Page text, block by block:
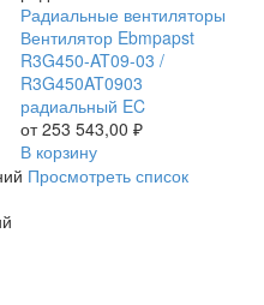
Вентилятор
Ebmpapst
R3G450-
AT09-
03
/
R3G450AT0903
радиальный
Радиальные вентиляторы
Вентилятор Ebmpapst
R3G450-AT09-03 /
R3G450AT0903
радиальный EC
от253 543,00 ₽
В корзину
Просмотреть список